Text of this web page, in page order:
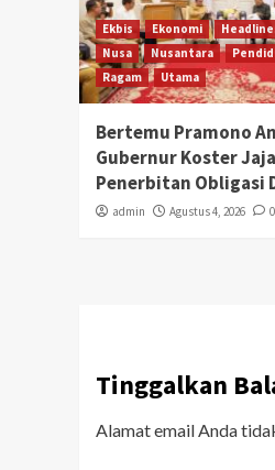
Ekbis Ekonomi
Nusa
Nusantara
Ragam
Utama
Bertemu Pramono
Gubernur Koster
Penerbitan Obligasi
admin Agustus 4, 2026 0
Tinggalkan
Alamat email Anda